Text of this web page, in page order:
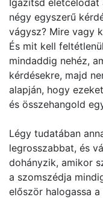
Igazítsd életcélodat
négy egyszerű
vágysz? Mire vagy
És mit kell
mindaddig nehéz,
kérdésekre, majd
alapján, hogy
és összehangold
Légy tudatában
legrosszabbat, és
dohányzik, amikor
a szomszédja
először halogassa